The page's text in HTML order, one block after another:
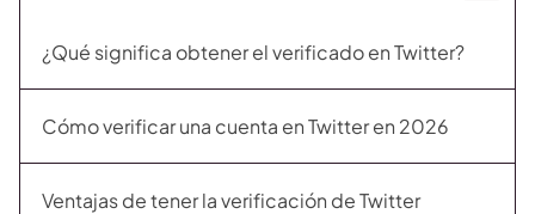
¿Qué significa obtener el verificado en Twitter?
Cómo verificar una cuenta en Twitter en 2026
Ventajas de tener la verificación de Twitter